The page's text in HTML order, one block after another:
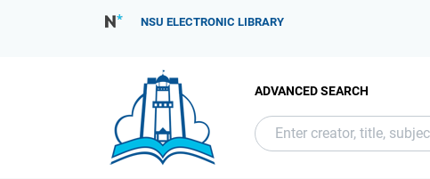
NSU ELECTRONIC LIBRARY
ADVANCED SEARCH